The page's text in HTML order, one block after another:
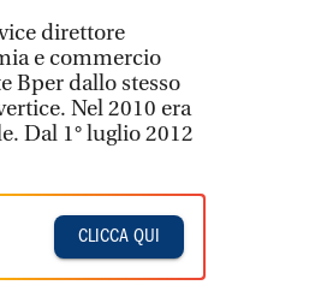
direttore
e commercio
Bper dallo stesso
Nel 2010 era
Dal 1° luglio 2012
CLICCA QUI